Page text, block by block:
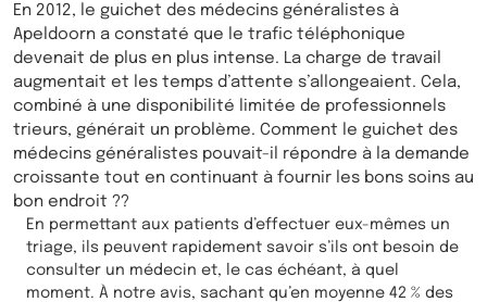
En 2012, le guichet des médecins généralistes à
Apeldoorn a constaté que le trafic téléphonique
devenait de plus en plus intense. La charge de travail
augmentait et les temps d’attente s’allongeaient. Cela,
combiné à une disponibilité limitée de professionnels
trieurs, générait un problème. Comment le guichet des
médecins généralistes pouvait-il répondre à la demande
croissante tout en continuant à fournir les bons soins au
bon endroit ??
En permettant aux patients d’effectuer eux-mêmes un
triage, ils peuvent rapidement savoir s’ils ont besoin de
consulter un médecin et, le cas échéant, à quel
moment. À notre avis, sachant qu’en moyenne 42 % des